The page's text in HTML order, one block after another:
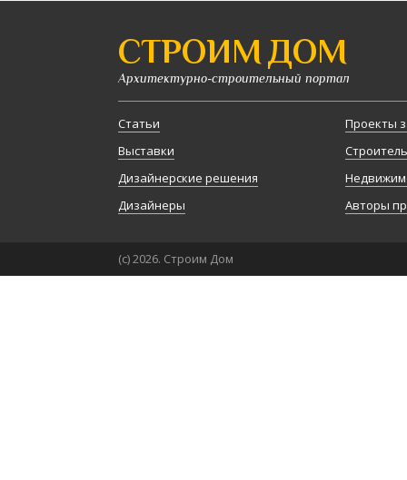
СТРОИМ ДОМ
Архитектурно-строительный портал
Статьи
Выставки
Дизайнерские решения
Дизайнеры
Проекты
Авторы
(с) 2026. Строим Дом